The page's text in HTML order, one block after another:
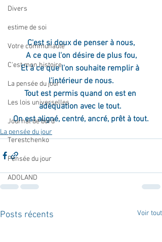
Divers
estime de soi
Votre communauté
C'est mon histoire
La pensée du jour
Les lois universelles
Journal de bord
Terestchenko
Pensée du jour
ADOLAND
C'est si doux de penser à nous,
A ce que l'on désire de plus fou,
Et à ce que l'on souhaite remplir à
l'intérieur de nous.
Tout est permis quand on est en
adéquation avec le tout.
On est aligné, centré, ancré, prêt à tout.
La pensée du jour
Posts récents Voir tout